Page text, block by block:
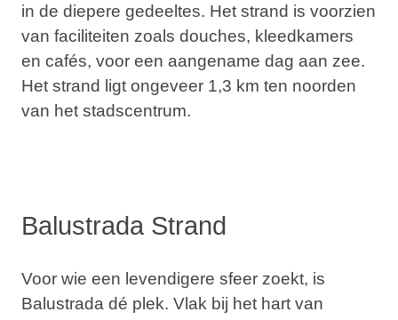
in de diepere gedeeltes. Het strand is voorzien
van faciliteiten zoals douches, kleedkamers
en cafés, voor een aangename dag aan zee.
Het strand ligt ongeveer 1,3 km ten noorden
van het stadscentrum.
Balustrada Strand
Voor wie een levendigere sfeer zoekt, is
Balustrada dé plek. Vlak bij het hart van